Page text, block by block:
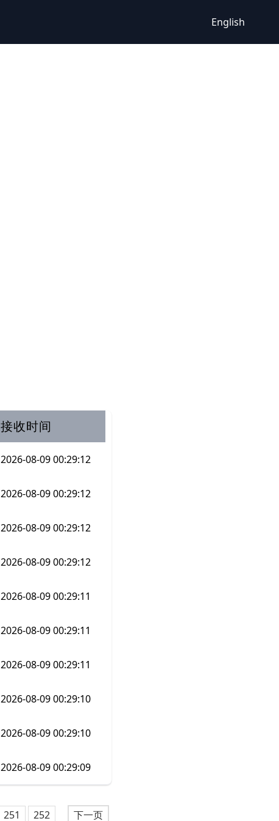
English
接收时间
2026-08-09 00:29:12
2026-08-09 00:29:12
2026-08-09 00:29:12
2026-08-09 00:29:12
2026-08-09 00:29:11
2026-08-09 00:29:11
2026-08-09 00:29:11
2026-08-09 00:29:10
2026-08-09 00:29:10
2026-08-09 00:29:09
251 252 下一页